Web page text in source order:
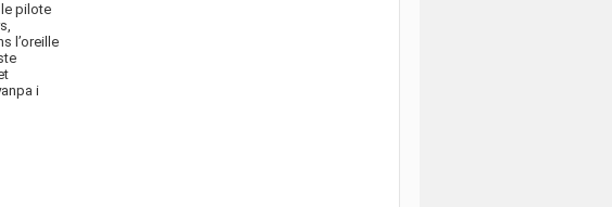
pilote
l’oreille
i